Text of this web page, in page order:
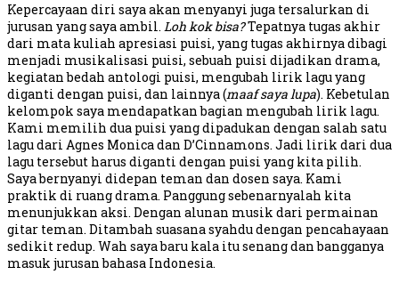
Kepercayaan diri saya akan menyanyi juga tersalurkan di
jurusan yang saya ambil. Loh kok bisa?Tepatnya tugas akhir
dari mata kuliah apresiasi puisi, yang tugas akhirnya dibagi
menjadi musikalisasi puisi, sebuah puisi dijadikan drama,
kegiatan bedah antologi puisi, mengubah lirik lagu yang
diganti dengan puisi, dan lainnya (maaf saya lupa). Kebetulan
kelompok saya mendapatkan bagian mengubah lirik lagu.
Kami memilih dua puisi yang dipadukan dengan salah satu
lagu dari Agnes Monica dan D’Cinnamons. Jadi lirik dari dua
lagu tersebut harus diganti dengan puisi yang kita pilih.
Saya bernyanyi didepan teman dan dosen saya. Kami
praktik di ruang drama. Panggung sebenarnyalah kita
menunjukkan aksi. Dengan alunan musik dari permainan
gitar teman. Ditambah suasana syahdu dengan pencahayaan
sedikit redup. Wah saya baru kala itu senang dan bangganya
masuk jurusan bahasa Indonesia.